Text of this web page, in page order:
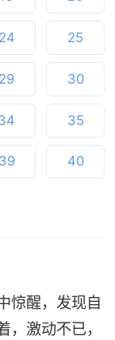
24 25
29 30
35
39 40
惊醒，发现自
激动不已，